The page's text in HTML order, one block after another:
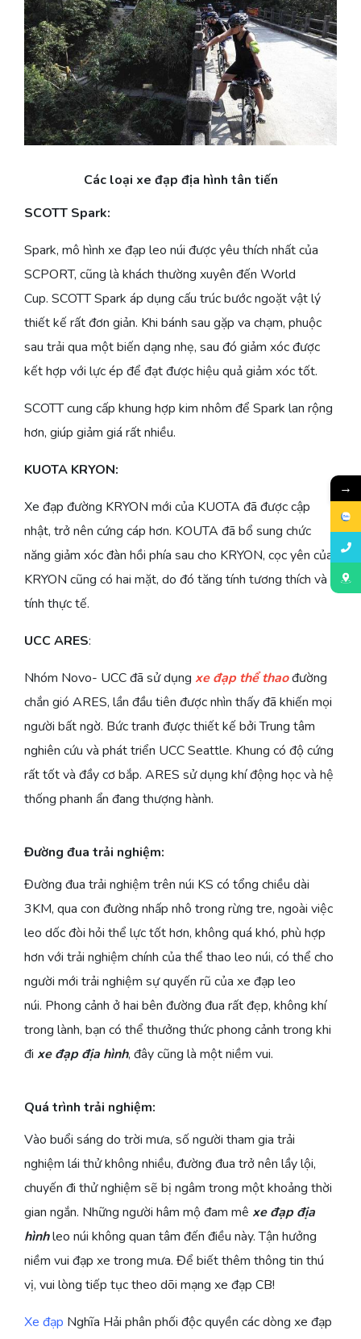
Các loại xe đạp địa hình tân tiến
SCOTT Spark:
Spark, mô hình xe đạp leo núi được yêu thích nhất của
SCPORT, cũng là khách thường xuyên đến World
Cup. SCOTT Spark áp dụng cấu trúc bước ngoặt vật lý
thiết kế rất đơn giản. Khi bánh sau gặp va chạm, phuộc
sau trải qua một biến dạng nhẹ, sau đó giảm xóc được
kết hợp với lực ép để đạt được hiệu quả giảm xóc tốt.
SCOTT cung cấp khung hợp kim nhôm để Spark lan rộng
hơn, giúp giảm giá rất nhiều.
KUOTA KRYON:
Xe đạp đường KRYON mới của KUOTA đã được cập
nhật, trở nên cứng cáp hơn. KOUTA đã bổ sung chức
năng giảm xóc đàn hồi phía sau cho KRYON, cọc yên của
KRYON cũng có hai mặt, do đó tăng tính tương thích và
tính thực tế.
UCC ARES:
Nhóm Novo- UCC đã sử dụng xe đạp thể thaođường
chắn gió ARES, lần đầu tiên được nhìn thấy đã khiến mọi
người bất ngờ. Bức tranh được thiết kế bởi Trung tâm
nghiên cứu và phát triển UCC Seattle. Khung có độ cứng
rất tốt và đầy cơ bắp. ARES sử dụng khí động học và hệ
thống phanh ẩn đang thượng hành.
Đường đua trải nghiệm:
Đường đua trải nghiệm trên núi KS có tổng chiều dài
3KM, qua con đường nhấp nhô trong rừng tre, ngoài việc
leo dốc đòi hỏi thể lực tốt hơn, không quá khó, phù hợp
hơn với trải nghiệm chính của thể thao leo núi, có thể cho
người mới trải nghiệm sự quyến rũ của xe đạp leo
núi. Phong cảnh ở hai bên đường đua rất đẹp, không khí
trong lành, bạn có thể thưởng thức phong cảnh trong khi
đi xe đạp địa hình, đây cũng là một niềm vui.
Quá trình trải nghiệm:
Vào buổi sáng do trời mưa, số người tham gia trải
nghiệm lái thử không nhiều, đường đua trở nên lầy lội,
chuyến đi thử nghiệm sẽ bị ngâm trong một khoảng thời
gian ngắn. Những người hâm mộ đam mê xe đạp địa
hìnhleo núi không quan tâm đến điều này. Tận hưởng
niềm vui đạp xe trong mưa. Để biết thêm thông tin thú
vị, vui lòng tiếp tục theo dõi mạng xe đạp CB!
Xe đạp Nghĩa Hải phân phối độc quyền các dòng xe đạp
→